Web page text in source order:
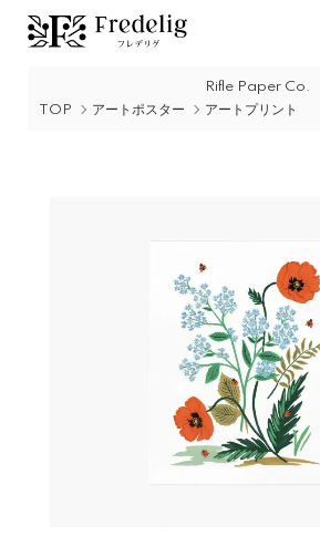
TOP アートポスター
Rifle Paper Co.
アートプリント